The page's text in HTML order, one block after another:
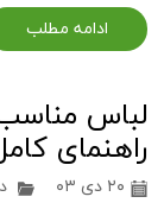
ادامه مطلب
لباس
راهنمای
۲۰ دی ۰۳